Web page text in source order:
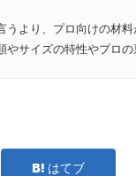
うより、プロ向けの材
やサイズの特性やプロ
はてブ